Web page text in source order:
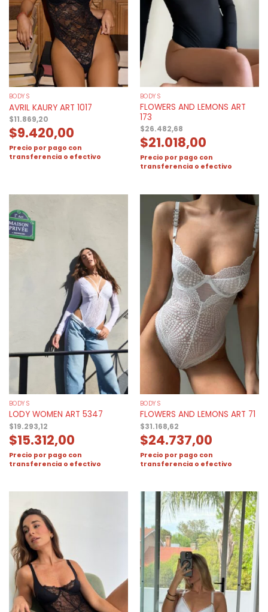
BODYS
AVRIL KAURY ART 1017
$11.869,20
$9.420,00
Precio por pago con
transferencia o efectivo
BODYS
FLOWERS AND LEMONS ART
173
$26.482,68
$21.018,00
Precio por pago con
transferencia o efectivo
BODYS
LODY WOMEN ART 5347
$19.293,12
$15.312,00
Precio por pago con
transferencia o efectivo
BODYS
FLOWERS AND LEMONS ART 71
$31.168,62
$24.737,00
Precio por pago con
transferencia o efectivo